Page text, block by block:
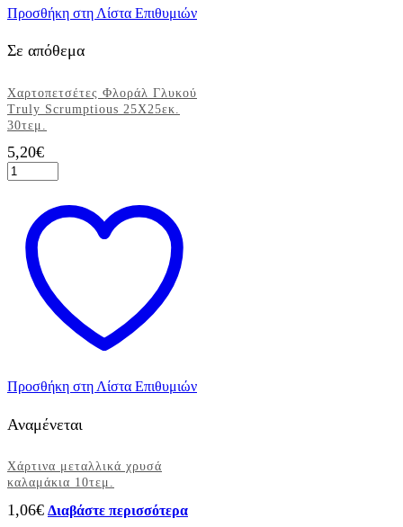
Προσθήκη στη Λίστα Επιθυμιών
Σε απόθεμα
Χαρτοπετσέτες Φλοράλ Γλυκού
Truly Scrumptious 25Χ25εκ.
30τεμ.
5,20€
Χαρτοπετσέτες
Φλοράλ
Truly
Scrumptious
25Χ25εκ.
30τεμ.
ποσότητα
Προσθήκη στη Λίστα Επιθυμιών
Αναμένεται
Χάρτινα μεταλλικά χρυσά
καλαμάκια 10τεμ.
1,06€ Διαβάστε περισσότερα